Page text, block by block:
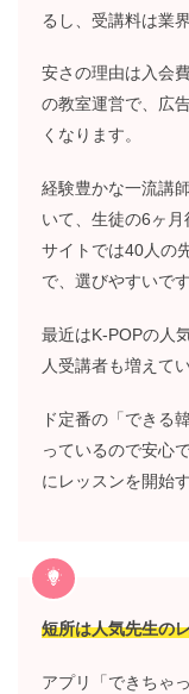
るし、受講料は業
安さの理由は入会
の教室運営で、広
くなります。
経験豊かな一流講
いて、生徒の6ヶ月
サイトでは40人の
で、選びやすいです
最近はK-POPの人
人受講者も増えて
ド定番の「できる
っているので安心
にレッスンを開始
短所は人気先生の
アプリ「できちゃ